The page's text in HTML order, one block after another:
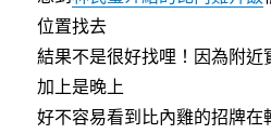
位置找去
結果不是很好找哩！因為附近
加上是晚上
好不容易看到比內雞的招牌在